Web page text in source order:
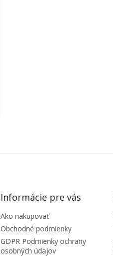
Informácie pre vás
Ako nakupovať
Obchodné podmienky
GDPR Podmienky ochrany
osobných údajov